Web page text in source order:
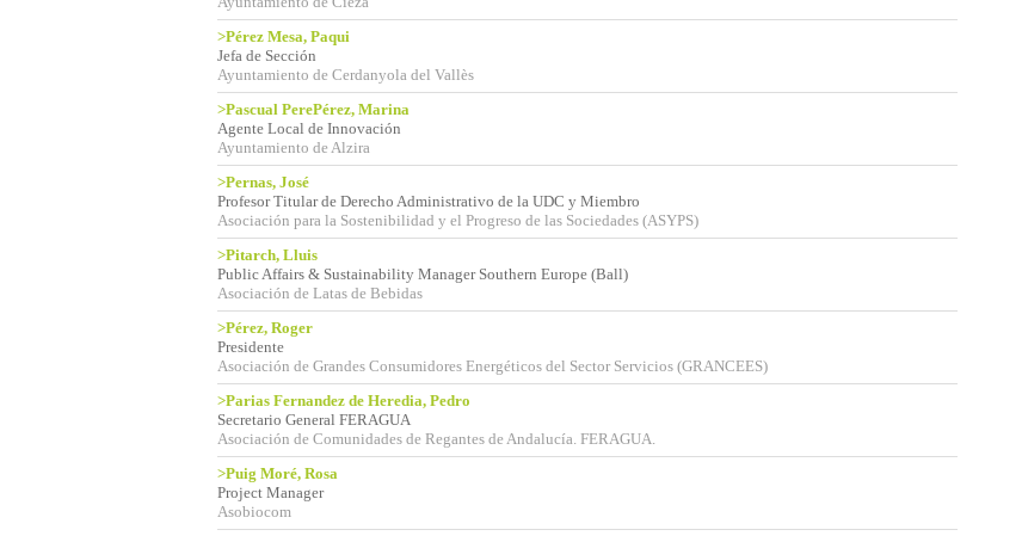
>Pérez Mesa, Paqui
Jefa de Sección
Ayuntamiento de Cerdanyola del Vallès
>Pascual PerePérez, Marina
Agente Local de Innovación
Ayuntamiento de Alzira
>Pernas, José
Profesor Titular de Derecho Administrativo de la UDC y Miembro
Asociación para la Sostenibilidad y el Progreso de las Sociedades (ASYPS)
>Pitarch, Lluis
Public Affairs & Sustainability Manager Southern Europe (Ball)
Asociación de Latas de Bebidas
>Pérez, Roger
Presidente
Asociación de Grandes Consumidores Energéticos del Sector Servicios (GRANCEES)
>Parias Fernandez de Heredia, Pedro
Secretario General FERAGUA
Asociación de Comunidades de Regantes de Andalucía. FERAGUA.
>Puig Moré, Rosa
Project Manager
Asobiocom